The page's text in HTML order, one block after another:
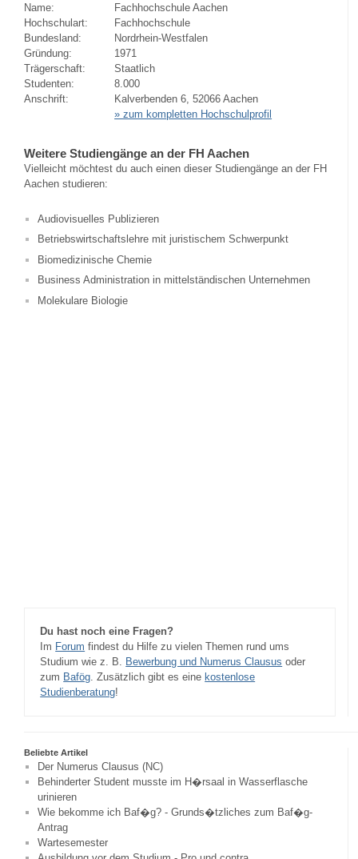
Name:
Fachhochschule Aachen
Hochschulart:
Fachhochschule
Bundesland:
Nordrhein-Westfalen
Gründung:
1971
Trägerschaft:
Staatlich
Studenten:
8.000
Anschrift:
Kalverbenden 6, 52066 Aachen
» zum kompletten Hochschulprofil
Weitere Studiengänge an der FH Aachen
Vielleicht möchtest du auch einen dieser Studiengänge an der FH
Aachen studieren:
Audiovisuelles Publizieren
Betriebswirtschaftslehre mit juristischem Schwerpunkt
Biomedizinische Chemie
Business Administration in mittelständischen Unternehmen
Molekulare Biologie
Du hast noch eine Fragen?
Im Forum findest du Hilfe zu vielen Themen rund ums
Studium wie z. B. Bewerbung und Numerus Clausus oder
zum Bafög. Zusätzlich gibt es eine kostenlose
Studienberatung!
Beliebte Artikel
Der Numerus Clausus (NC)
Behinderter Student musste im H�rsaal in Wasserflasche
urinieren
Wie bekomme ich Baf�g? - Grunds�tzliches zum Baf�g-
Antrag
Wartesemester